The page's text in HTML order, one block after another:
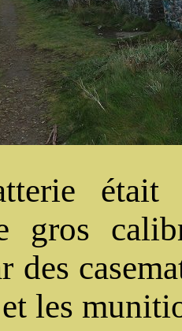
était
gros
des
les